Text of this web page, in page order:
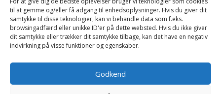
til at gemme og/eller få adgang til enhedsoplysninger. Hvis du giver dit
samtykke til disse teknologier, kan vi behandle data som f.eks.
browsingadfærd eller unikke ID'er på dette websted. Hvis du ikke giver
dit samtykke eller trækker dit samtykke tilbage, kan det have en negativ
indvirkning på visse funktioner og egenskaber.
Godkend
Pringles Hot & Spicy - 165 gram
745 Views40 kr.
Fini Krudttønder Tyggegummi